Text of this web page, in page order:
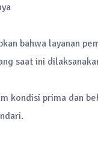
bahwa layanan
saat ini
kondisi prima dan